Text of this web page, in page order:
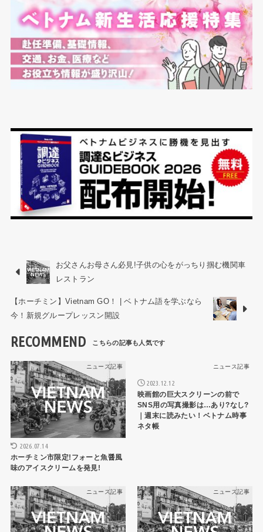
お父さんお母さん必見!子供の心をがっちり掴む機関車
レストラン
【ホーチミン】Vietnam GO！ | ベトナム語を学ぶなら
今！新規グループレッスン開設
RECOMMEND
ニュース記事
2026.07.14
ホーチミン市限定!フォーと魚醤風
味のアイスクリームを発見!
ニュース記事
2023.12.12
映画館の巨大スクリーンの前で
SNS用の写真撮影は…あり?なし?
｜週末に読みたい！ベトナム時事
ネタ帳
ニュース記事 ニュース記事